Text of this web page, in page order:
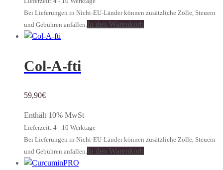
Bei Lieferungen in Nicht-EU-Länder können zusätzliche Zölle, Steuern
und Gebühren anfallen.In den Warenkorb
Col-A-fti
59,90€
Enthält 10% MwSt
Lieferzeit: 4 - 10 Werktage
Bei Lieferungen in Nicht-EU-Länder können zusätzliche Zölle, Steuern
und Gebühren anfallen. In den Warenkorb